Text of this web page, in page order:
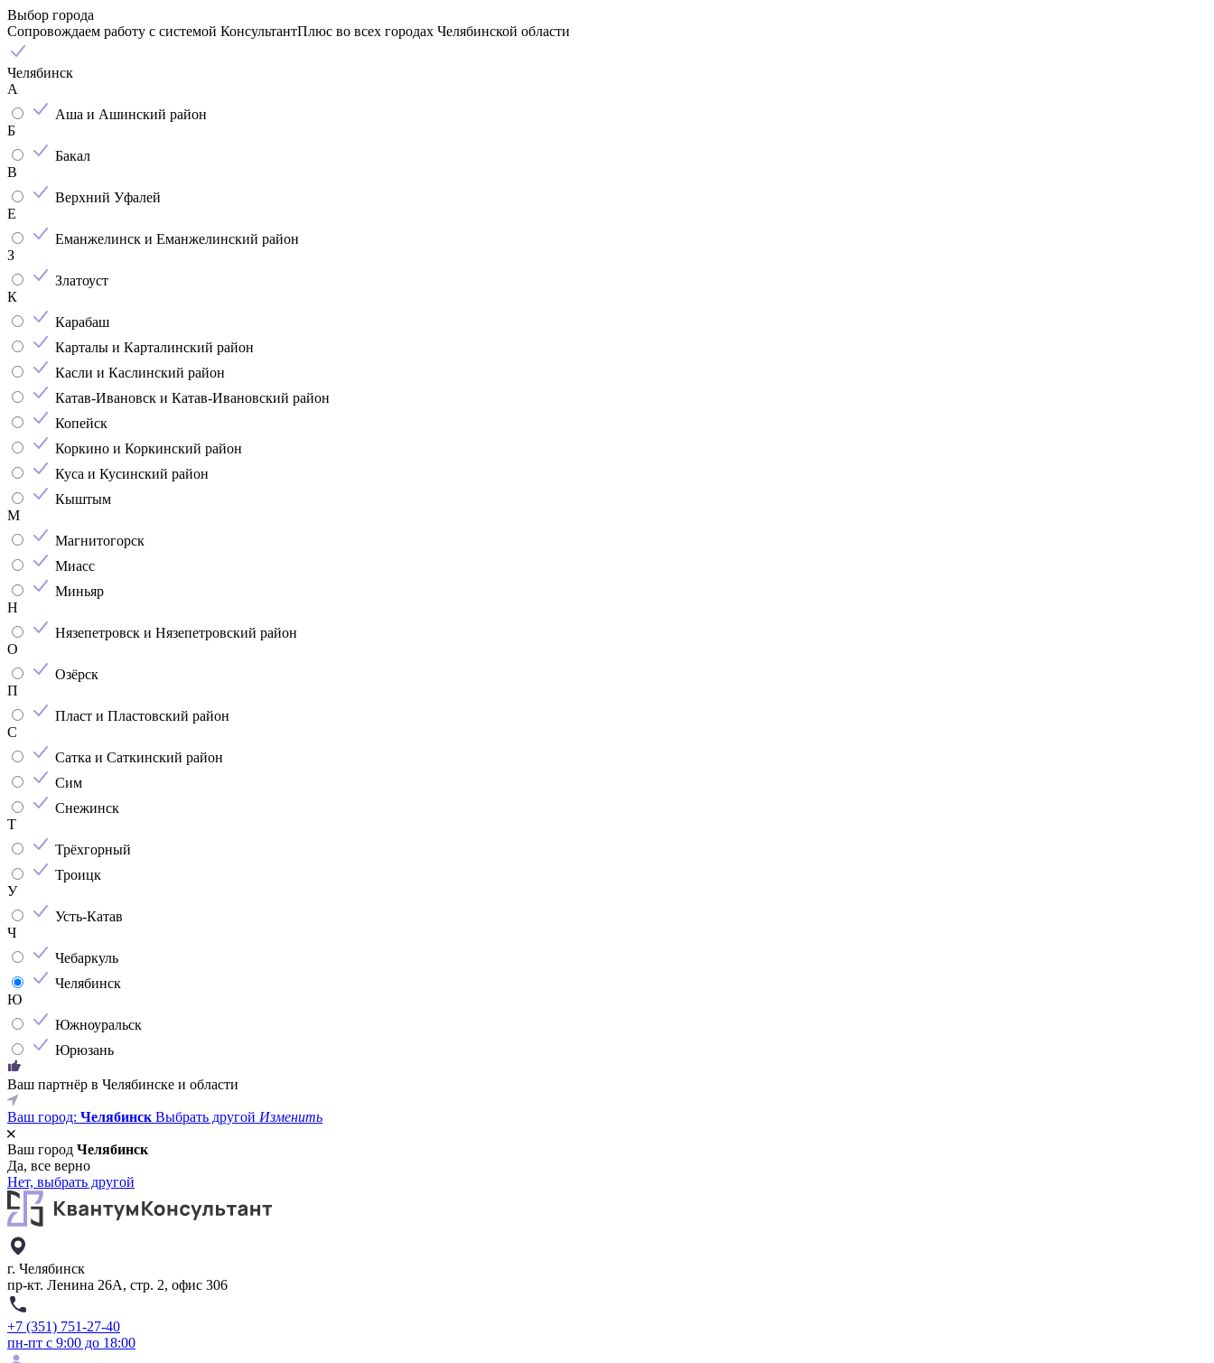
Выбор города
Сопровождаем работу с системой КонсультантПлюс во всех городах Челябинской области
Челябинск
А
Аша и Ашинский район
Б
Бакал
В
Верхний Уфалей
Е
Еманжелинск и Еманжелинский район
З
Златоуст
К
Карабаш
Карталы и Карталинский район
Касли и Каслинский район
Катав-Ивановск и Катав-Ивановский район
Копейск
Коркино и Коркинский район
Куса и Кусинский район
Кыштым
М
Магнитогорск
Миасс
Миньяр
Н
Нязепетровск и Нязепетровский район
О
Озёрск
П
Пласт и Пластовский район
С
Сатка и Саткинский район
Сим
Снежинск
Т
Трёхгорный
Троицк
У
Усть-Катав
Ч
Чебаркуль
Челябинск
Ю
Южноуральск
Юрюзань
Ваш партнёр в Челябинске и области
Ваш город: Челябинск Выбрать другой Изменить
Ваш город Челябинск
Да, все верно
Нет, выбрать другой
г. Челябинск
пр-кт. Ленина 26А, стр. 2, офис 306
+7 (351) 751-27-40
пн-пт с 9:00 до 18:00